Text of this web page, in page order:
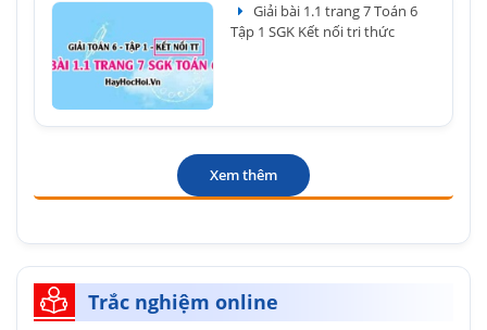
Giải bài 1.1 trang 7 Toán 6
Tập 1 SGK Kết nối tri thức
Xem thêm
Trắc nghiệm online